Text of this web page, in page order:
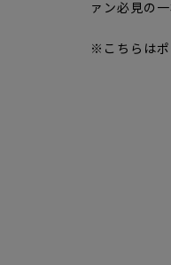
ァン必見の一
※こちらはポ